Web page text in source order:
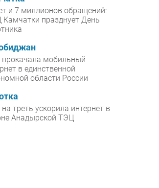
и 7 миллионов обращений:
празднует День
мобильный
в единственной
области России
треть ускорила интернет в
Анадырской ТЭЦ